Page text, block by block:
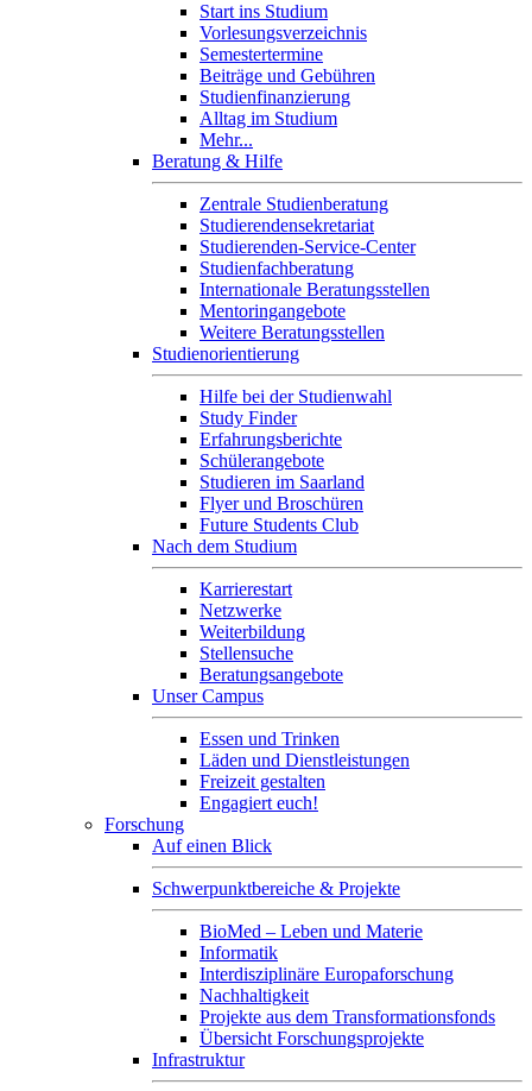
Start ins Studium
Vorlesungsverzeichnis
Semestertermine
Beiträge und Gebühren
Studienfinanzierung
Alltag im Studium
Mehr...
Beratung & Hilfe
Zentrale Studienberatung
Studierendensekretariat
Studierenden-Service-Center
Studienfachberatung
Internationale Beratungsstellen
Mentoringangebote
Weitere Beratungsstellen
Studienorientierung
Hilfe bei der Studienwahl
Study Finder
Erfahrungsberichte
Schülerangebote
Studieren im Saarland
Flyer und Broschüren
Future Students Club
Nach dem Studium
Karrierestart
Netzwerke
Weiterbildung
Stellensuche
Beratungsangebote
Unser Campus
Essen und Trinken
Läden und Dienstleistungen
Freizeit gestalten
Engagiert euch!
Forschung
Auf einen Blick
Schwerpunktbereiche & Projekte
BioMed – Leben und Materie
Informatik
Interdisziplinäre Europaforschung
Nachhaltigkeit
Projekte aus dem Transformationsfonds
Übersicht Forschungsprojekte
Infrastruktur